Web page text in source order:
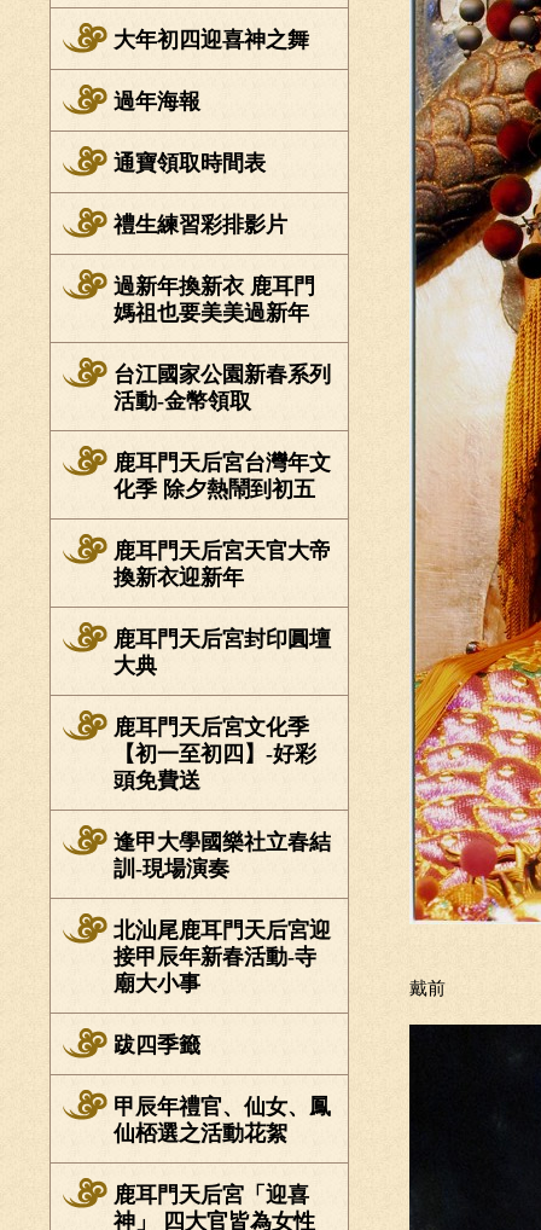
大年初四迎喜神之舞
過年海報
通寶領取時間表
禮生練習彩排影片
過新年換新衣 鹿耳門
媽祖也要美美過新年
台江國家公園新春系列
活動-金幣領取
鹿耳門天后宮台灣年文
化季 除夕熱鬧到初五
鹿耳門天后宮天官大帝
換新衣迎新年
鹿耳門天后宮封印圓壇
大典
鹿耳門天后宮文化季
【初一至初四】-好彩
頭免費送
逢甲大學國樂社立春結
訓-現場演奏
北汕尾鹿耳門天后宮迎
接甲辰年新春活動-寺
廟大小事
跋四季籤
甲辰年禮官、仙女、鳳
仙桮選之活動花絮
鹿耳門天后宮「迎喜
神」 四大官皆為女性
戴前